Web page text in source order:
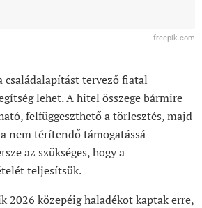
freepik.com
családalapítást tervező fiatal
lehet. A hitel összege bármire
felfüggeszthető a törlesztés, majd
nem térítendő támogatássá
az szükséges, hogy a
teljesítsük.
2026 közepéig haladékot kaptak erre,